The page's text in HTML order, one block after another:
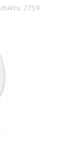
2759